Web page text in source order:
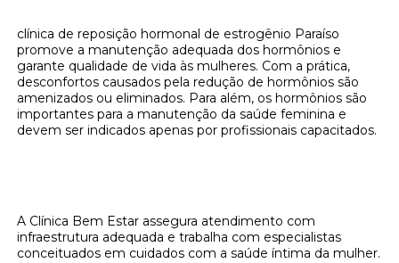
clínica de reposição hormonal de estrogênio Paraíso
promove a manutenção adequada dos hormônios e
garante qualidade de vida às mulheres. Com a prática,
desconfortos causados pela redução de hormônios são
amenizados ou eliminados. Para além, os hormônios são
importantes para a manutenção da saúde feminina e
devem ser indicados apenas por profissionais capacitados.
A Clínica Bem Estar assegura atendimento com
infraestrutura adequada e trabalha com especialistas
conceituados em cuidados com a saúde íntima da mulher.